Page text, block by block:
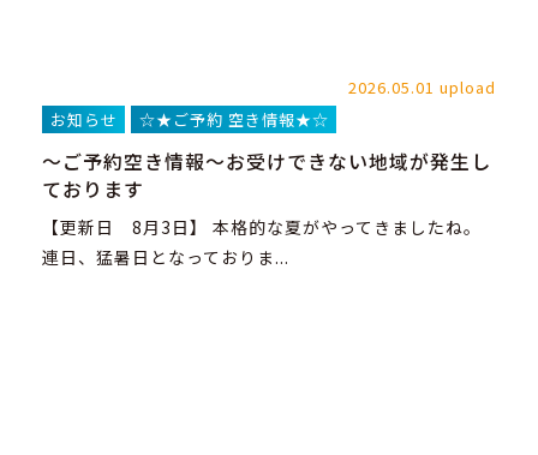
2026.05.01 upload
お知らせ
☆★ご予約 空き情報★☆
～ご予約空き情報～お受けできない地域が発生し
ております
【更新日 8月3日】 本格的な夏がやってきましたね。
連日、猛暑日となっておりま...